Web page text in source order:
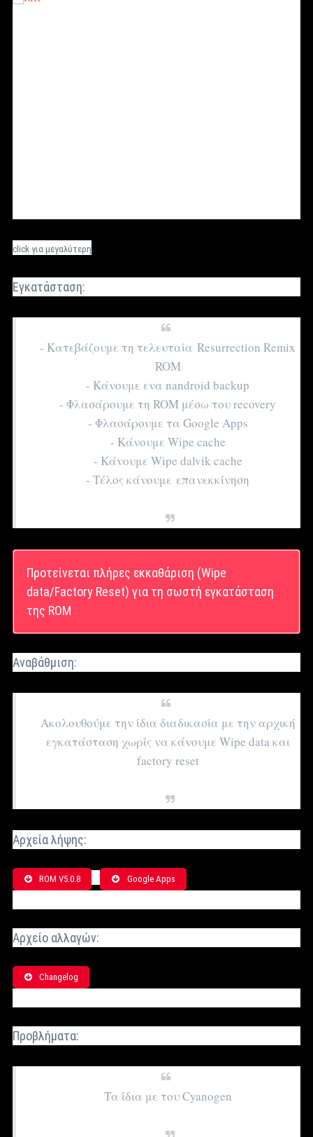
click για μεγαλύτερη
Εγκατάσταση:
- Κατεβάζουμε τη τελευταία Resurrection Remix
ROM
- Κάνουμε ενα nandroid backup
- Φλασάρουμε τη ROM μέσω του recovery
- Φλασάρουμε τα Google Apps
- Κάνουμε Wipe cache
- Κάνουμε Wipe dalvik cache
- Τέλος κάνουμε επανεκκίνηση
Προτείνεται πλήρες εκκαθάριση (Wipe
data/Factory Reset) για τη σωστή εγκατάσταση
της ROM
Αναβάθμιση:
Ακολουθούμε την ίδια διαδικασία με την αρχική
εγκατάσταση χωρίς να κάνουμε Wipe data και
factory reset
Αρχεία λήψης:
ROM V5.0.8 Google Apps
Αρχείο αλλαγών:
Changelog
Προβλήματα:
Τα ίδια με του Cyanogen